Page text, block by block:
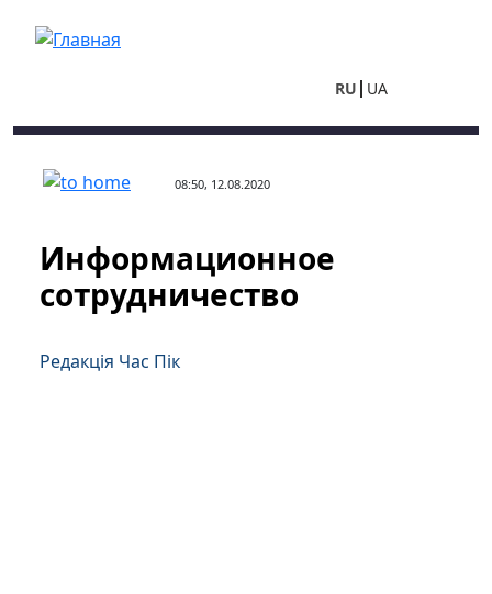
RU UA
08:50, 12.08.2020
Информационное
сотрудничество
Редакція Час Пік